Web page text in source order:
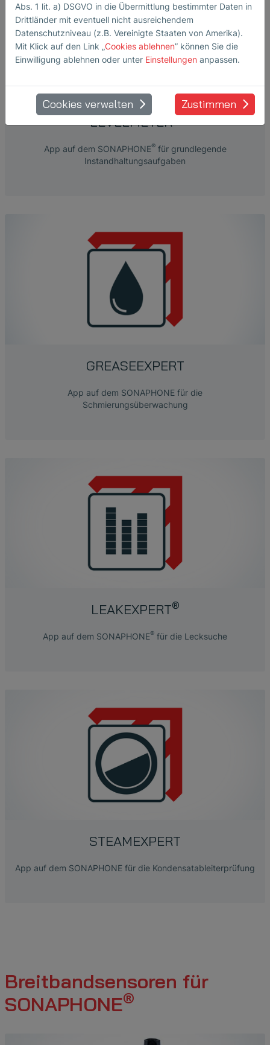
LEVELMETER®
App auf dem SONAPHONE®für grundlegende
Instandhaltungsaufgaben
GREASEEXPERT
App auf dem SONAPHONE für die
Schmierungsüberwachung
LEAKEXPERT®
App auf dem SONAPHONE® für die Lecksuche
STEAMEXPERT
App auf dem SONAPHONE für die Kondensatableiterprüfung
Breitbandsensoren für
SONAPHONE®
Abs. 1 lit. a) DSGVO in die Übermittlung bestimmter Daten in
Drittländer mit eventuell nicht ausreichendem
Datenschutzniveau (z.B. Vereinigte Staaten von Amerika).
Mit Klick auf den Link „Cookies ablehnen” können Sie die
Einwilligung ablehnen oder unter Einstellungen anpassen.
Cookies verwalten Zustimmen